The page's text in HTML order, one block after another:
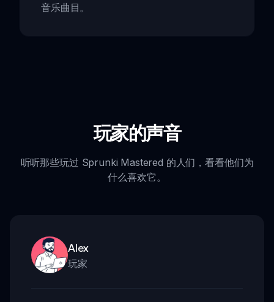
音乐曲目。
玩家的声音
听听那些玩过 Sprunki Mastered 的人们，看看他们为
什么喜欢它。
Alex
玩家